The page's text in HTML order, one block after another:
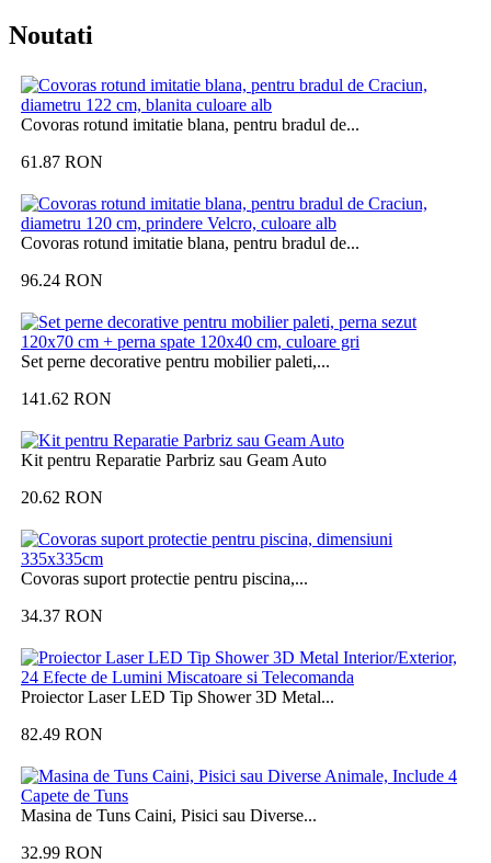
Noutati
Covoras rotund imitatie blana, pentru bradul de...
61.87 RON
Covoras rotund imitatie blana, pentru bradul de...
96.24 RON
Set perne decorative pentru mobilier paleti,...
141.62 RON
Kit pentru Reparatie Parbriz sau Geam Auto
20.62 RON
Covoras suport protectie pentru piscina,...
34.37 RON
Proiector Laser LED Tip Shower 3D Metal...
82.49 RON
Masina de Tuns Caini, Pisici sau Diverse...
32.99 RON